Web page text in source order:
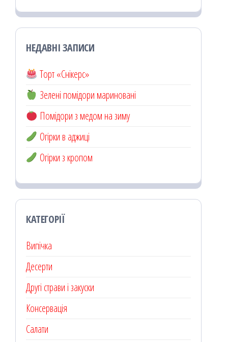
НЕДАВНІ ЗАПИСИ
Торт «Снікерс»
Зелені помідори мариновані
Помідори з медом на зиму
Огірки в аджиці
Огірки з кропом
КАТЕГОРІЇ
Випічка
Десерти
Другі страви і закуски
Консервація
Салати